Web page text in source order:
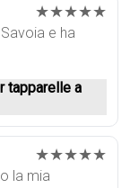
★★★★★
e ha
tapparelle a
★★★★★
la mia